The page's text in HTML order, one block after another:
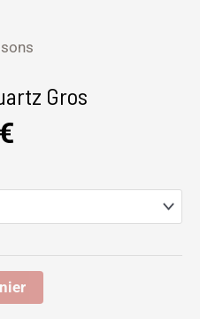
Gros
€